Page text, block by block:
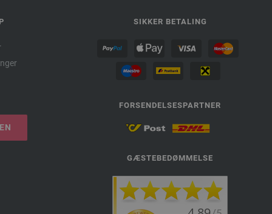
SIKKER BETALING
FORSENDELSESPARTNER
GÆSTEBEDØMMELSE